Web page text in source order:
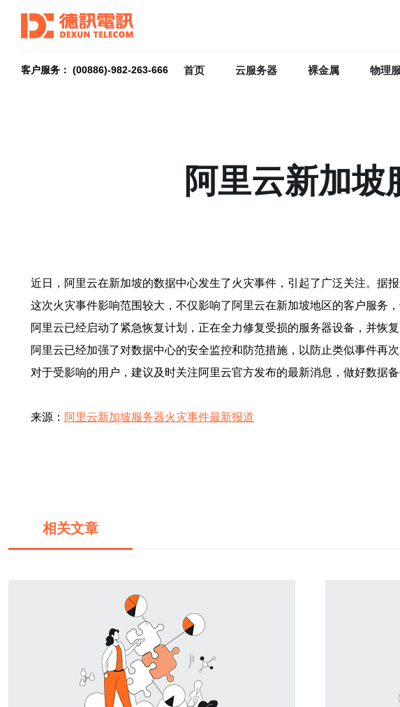
客户服务： (00886)-982-263-666 首页 云服务器 裸金属 物理
阿里云新加
近日，阿里云在新加坡的数据中心发生了火灾事件，引起了广泛关注。据
这次火灾事件影响范围较大，不仅影响了阿里云在新加坡地区的客户服务
阿里云已经启动了紧急恢复计划，正在全力修复受损的服务器设备，并恢
阿里云已经加强了对数据中心的安全监控和防范措施，以防止类似事件再
对于受影响的用户，建议及时关注阿里云官方发布的最新消息，做好数据
来源： 阿里云新加坡服务器火灾事件最新报道
相关文章